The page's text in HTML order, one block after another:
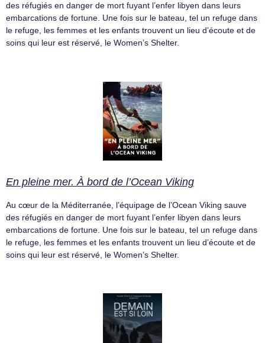
des réfugiés en danger de mort fuyant l’enfer libyen dans leurs
embarcations de fortune. Une fois sur le bateau, tel un refuge dans
le refuge, les femmes et les enfants trouvent un lieu d’écoute et de
soins qui leur est réservé, le Women’s Shelter.
En pleine mer. À bord de l’Ocean Viking
Au cœur de la Méditerranée, l’équipage de l’Ocean Viking sauve
des réfugiés en danger de mort fuyant l’enfer libyen dans leurs
embarcations de fortune. Une fois sur le bateau, tel un refuge dans
le refuge, les femmes et les enfants trouvent un lieu d’écoute et de
soins qui leur est réservé, le Women’s Shelter.